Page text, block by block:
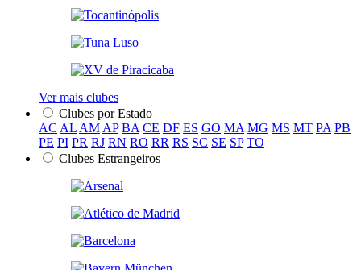
Ver mais clubes
Clubes por Estado
AC AL AM AP BA CE DF ES GO MA MG MS MT PA PB
PE PI PR RJ RN RO RR RS SC SE SP TO
Clubes Estrangeiros